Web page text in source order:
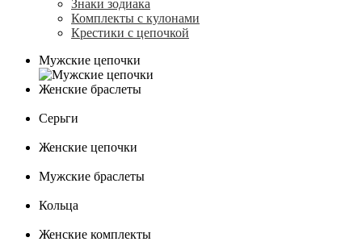
Знаки зодиака
Комплекты с кулонами
Крестики с цепочкой
Мужские цепочки
Женские браслеты
Серьги
Женские цепочки
Мужские браслеты
Кольца
Женские комплекты